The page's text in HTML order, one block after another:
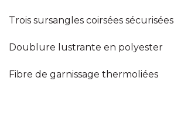
Trois sursangles coirsées sécurisées
Doublure lustrante en polyester
Fibre de garnissage thermoliées